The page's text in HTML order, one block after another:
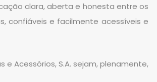
clara, aberta e honesta entre os
confiáveis e facilmente acessíveis e
Acessórios, S.A. sejam, plenamente,